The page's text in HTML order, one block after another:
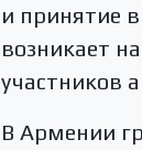
и принятие
возникает
участников
В Армении